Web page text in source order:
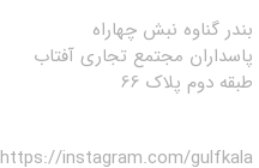
بندر گناوه نبش چهاراه
پاسداران مجتمع تجاری آفتاب
طبقه دوم پلاک 66
https://instagram.com/gulfkala